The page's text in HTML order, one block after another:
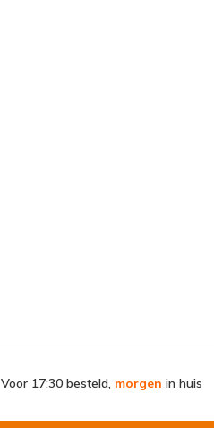
Voor 17:30 besteld, morgen in huis